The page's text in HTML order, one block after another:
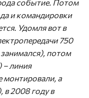
событие. Потом
и командировки
Удомля вот в
750
потом
– линия
монтировали, а
в 2008 году в